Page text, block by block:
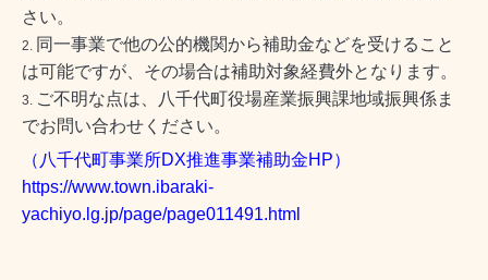
さい。
同一事業で他の公的機関から補助金などを受けること
は可能ですが、その場合は補助対象経費外となります。
ご不明な点は、八千代町役場産業振興課地域振興係ま
でお問い合わせください。
（八千代町事業所DX推進事業補助金HP）
https://www.town.ibaraki-
yachiyo.lg.jp/page/page011491.html